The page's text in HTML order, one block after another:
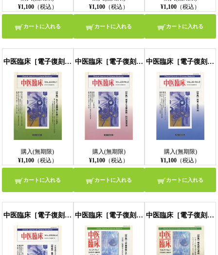
¥1,100（税込）
カートに入れる
¥1,100 （税込）
カートに入れる
¥1,100 （税込）
カートに入れる
中医臨床［電子復刻版］通巻88号
購入(無期限)
¥1,100（税込）
カートに入れる
中医臨床［電子復刻版］通巻89号
購入(無期限)
¥1,100 （税込）
カートに入れる
中医臨床［電子復刻版］通巻90号
購入(無期限)
¥1,100 （税込）
カートに入れる
中医臨床［電子復刻版］通巻91号 中医臨床［電子復刻版］通巻92号 中医臨床［電子復刻版］通巻93号